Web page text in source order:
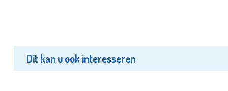
Dit kan u ook interesseren